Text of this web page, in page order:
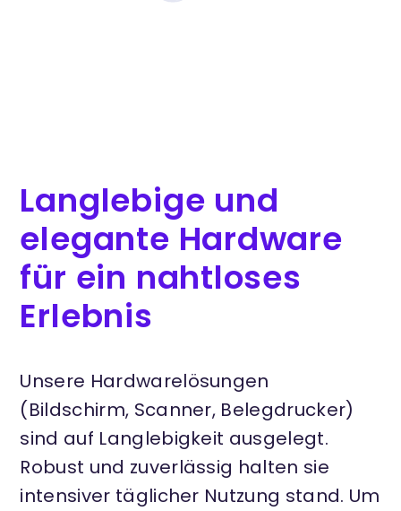
Langlebige und
elegante Hardware
für ein nahtloses
Erlebnis
Unsere Hardwarelösungen
(Bildschirm, Scanner, Belegdrucker)
sind auf Langlebigkeit ausgelegt.
Robust und zuverlässig halten sie
intensiver täglicher Nutzung stand. Um